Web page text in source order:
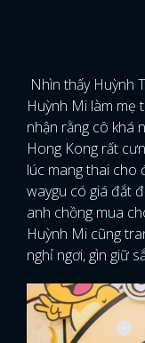
Nhìn thấy Huỳnh
Huỳnh Mi làm mẹ
nhận rằng cô khá
Hong Kong rất
lúc mang thai cho
waygu có giá đắt
anh chồng mua
Huỳnh Mi cũng
nghỉ ngơi, gìn giữ